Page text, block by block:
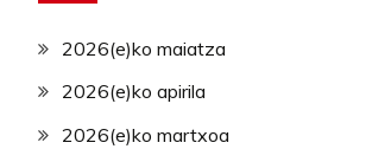
2026(e)ko maiatza
2026(e)ko apirila
2026(e)ko martxoa